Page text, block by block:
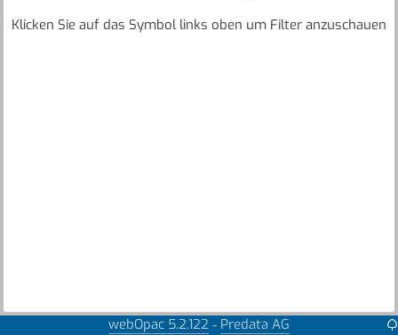
Klicken Sie auf das Symbol links oben um Filter anzuschauen
webOpac 5.2.122 - Predata AG